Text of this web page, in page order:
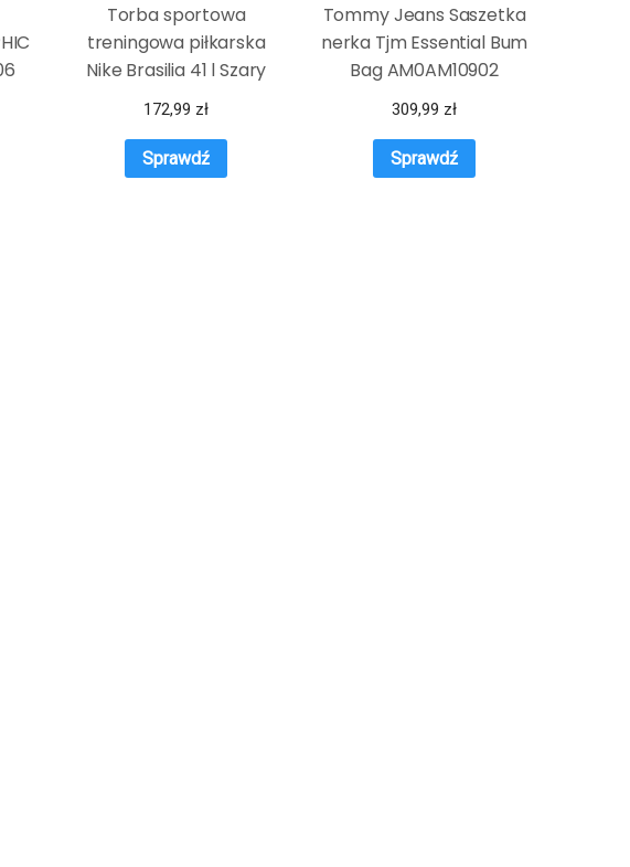
Torba sportowa
treningowa piłkarska
Nike Brasilia 41 l Szary
172,99 zł
Sprawdź
Tommy Jeans Saszetka
nerka Tjm Essential Bum
Bag AM0AM10902
Granatowy
309,99 zł
Sprawdź